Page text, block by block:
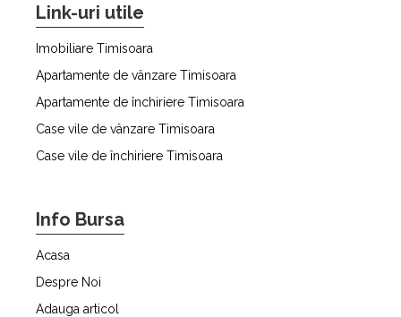
Link-uri utile
Imobiliare Timisoara
Apartamente de vânzare Timisoara
Apartamente de închiriere Timisoara
Case vile de vânzare Timisoara
Case vile de închiriere Timisoara
Info Bursa
Acasa
Despre Noi
Adauga articol